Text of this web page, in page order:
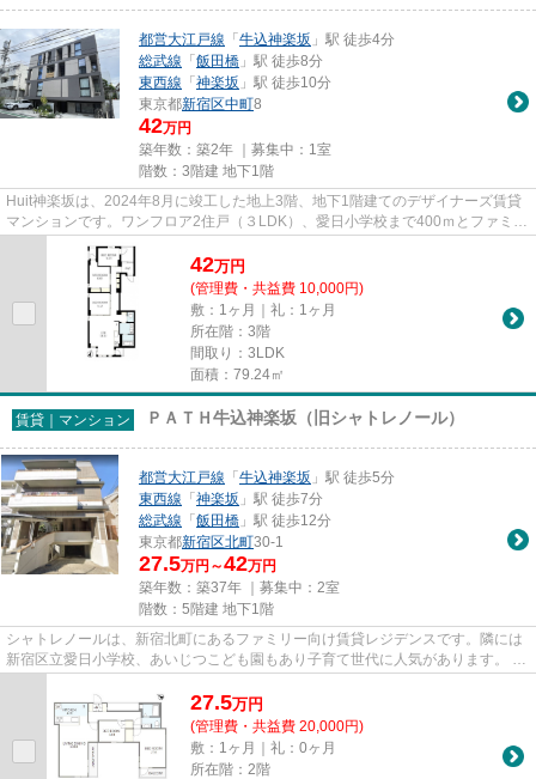
都営大江戸線 「 牛込神楽坂 」駅 徒歩4分
総武線 「 飯田橋 」駅 徒歩8分
東西線 「 神楽坂 」駅 徒歩10分
東京都新宿区中町8
42万円
築年数：築2年 ｜募集中： 1室
階数：3階建 地下1階
Huit神楽坂は、2024年8月に竣工した地上3階、地下1階建てのデザイナーズ賃貸
マンションです。ワンフロア2住戸（３LDK）、愛日小学校まで400ｍとファミリ
ーにおすすめの物件です。
42万円
(管理費・共益費 10,000円)
敷：1ヶ月｜礼：1ヶ月
所在階：3階
間取り：3LDK
面積：79.24㎡
賃貸｜マンション ＰＡＴＨ牛込神楽坂（旧シャトレノール）
都営大江戸線 「 牛込神楽坂 」駅 徒歩5分
東西線 「 神楽坂 」駅 徒歩7分
総武線 「 飯田橋 」駅 徒歩12分
東京都新宿区北町30-1
27.5万円～42万円
築年数：築37年 ｜募集中： 2室
階数：5階建 地下1階
シャトレノールは、新宿北町にあるファミリー向け賃貸レジデンスです。隣には
新宿区立愛日小学校、あいじつこども園もあり子育て世代に人気があります。 交
27.5万円
(管理費・共益費 20,000円)
敷：1ヶ月｜礼：0ヶ月
所在階：2階